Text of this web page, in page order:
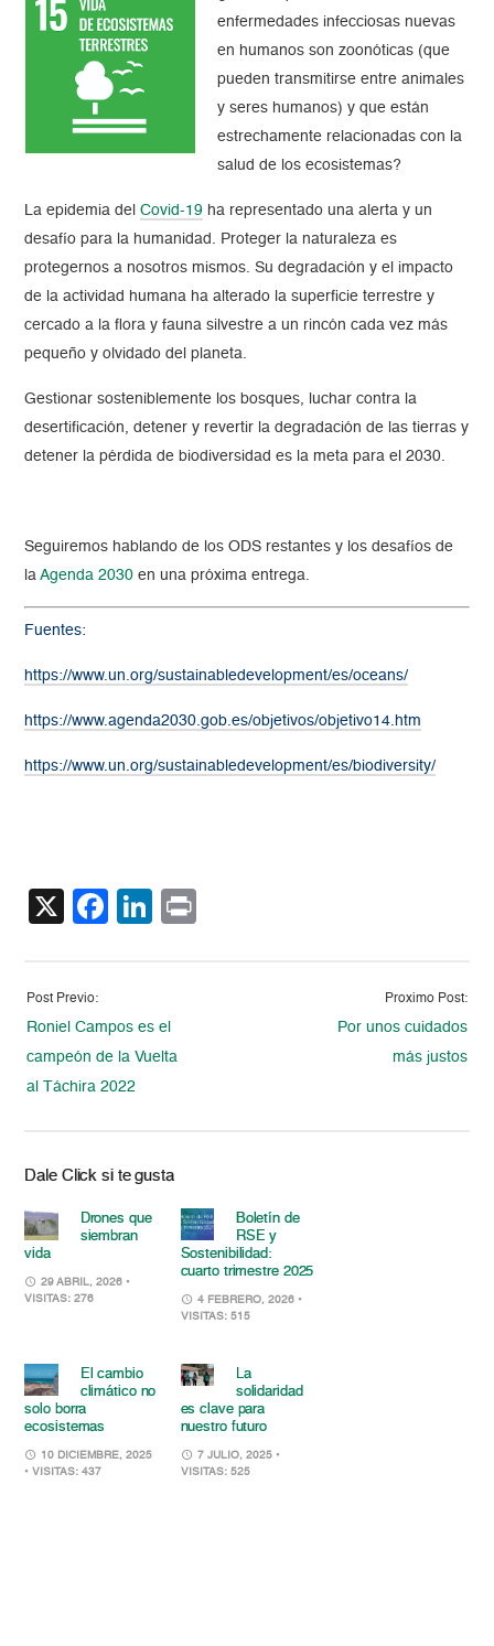
enfermedades infecciosas nuevas
en humanos son zoonóticas (que
pueden transmitirse entre animales
y seres humanos) y que están
estrechamente relacionadas con la
salud de los ecosistemas?
La epidemia delCovid-19 ha representado una alerta y un
desafío para la humanidad. Proteger la naturaleza es
protegernos a nosotros mismos. Su degradación y el impacto
de la actividad humana ha alterado la superficie terrestre y
cercado a la flora y fauna silvestre a un rincón cada vez más
pequeño y olvidado del planeta.
Gestionar sosteniblemente los bosques, luchar contra la
desertificación, detener y revertir la degradación de las tierras y
detener la pérdida de biodiversidad es la meta para el 2030.
Seguiremos hablando de los ODS restantes y los desafíos de
laAgenda 2030 en una próxima entrega.
Fuentes:
https://www.un.org/sustainabledevelopment/es/oceans/
https://www.agenda2030.gob.es/objetivos/objetivo14.htm
https://www.un.org/sustainabledevelopment/es/biodiversity/
X Facebook
LinkedIn
Post Previo:
Roniel Campos es el
campeón de la Vuelta
al Táchira 2022
Proximo Post:
Por unos cuidados
más justos
Dale Click si te gusta
Drones que
siembran
vida
29 ABRIL, 2026 •
VISITAS: 276
Boletín de
RSE y
Sostenibilidad:
cuarto trimestre 2025
4 FEBRERO, 2026 •
VISITAS: 515
El cambio
climático no
solo borra
ecosistemas
10 DICIEMBRE, 2025
• VISITAS: 437
La
solidaridad
es clave para
nuestro futuro
7 JULIO, 2025 •
VISITAS: 525